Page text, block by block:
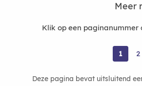
Meer
Klik op een
1 2
Deze pagina bevat uitsluitend